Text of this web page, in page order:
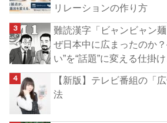
リレーションの作り方
難読漢字「ビャンビャン
ぜ日本中に広まったのか
い”を“話題”に変える仕掛
【新版】テレビ番組の「
法